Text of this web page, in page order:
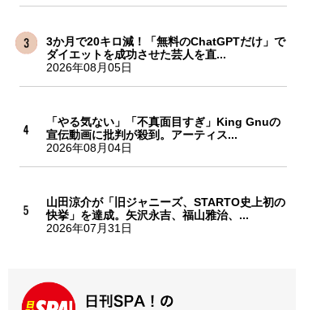
3か月で20キロ減！「無料のChatGPTだけ」で
ダイエットを成功させた芸人を直...
2026年08月05日
「やる気ない」「不真面目すぎ」King Gnuの
宣伝動画に批判が殺到。アーティス...
2026年08月04日
山田涼介が「旧ジャニーズ、STARTO史上初の
快挙」を達成。矢沢永吉、福山雅治、...
2026年07月31日